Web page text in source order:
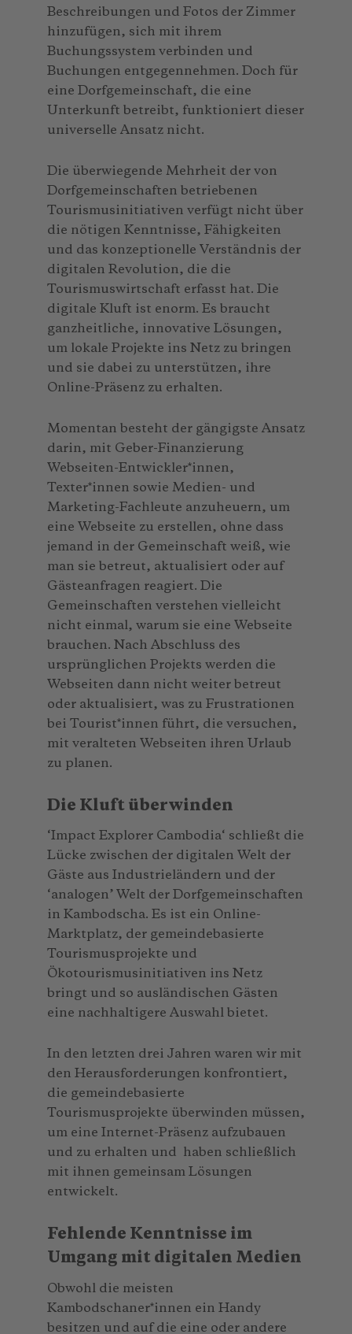
Beschreibungen und Fotos der Zimmer
hinzufügen, sich mit ihrem
Buchungssystem verbinden und
Buchungen entgegennehmen. Doch für
eine Dorfgemeinschaft, die eine
Unterkunft betreibt, funktioniert dieser
universelle Ansatz nicht.
Die überwiegende Mehrheit der von
Dorfgemeinschaften betriebenen
Tourismusinitiativen verfügt nicht über
die nötigen Kenntnisse, Fähigkeiten
und das konzeptionelle Verständnis der
digitalen Revolution, die die
Tourismuswirtschaft erfasst hat. Die
digitale Kluft ist enorm. Es braucht
ganzheitliche, innovative Lösungen,
um lokale Projekte ins Netz zu bringen
und sie dabei zu unterstützen, ihre
Online-Präsenz zu erhalten.
Momentan besteht der gängigste Ansatz
darin, mit Geber-Finanzierung
Webseiten-Entwickler*innen,
Texter*innen sowie Medien- und
Marketing-Fachleute anzuheuern, um
eine Webseite zu erstellen, ohne dass
jemand in der Gemeinschaft weiß, wie
man sie betreut, aktualisiert oder auf
Gästeanfragen reagiert. Die
Gemeinschaften verstehen vielleicht
nicht einmal, warum sie eine Webseite
brauchen. Nach Abschluss des
ursprünglichen Projekts werden die
Webseiten dann nicht weiter betreut
oder aktualisiert, was zu Frustrationen
bei Tourist*innen führt, die versuchen,
mit veralteten Webseiten ihren Urlaub
zu planen.
Die Kluft überwinden
‘Impact Explorer Cambodia‘ schließt die
Lücke zwischen der digitalen Welt der
Gäste aus Industrieländern und der
‘analogen’ Welt der Dorfgemeinschaften
in Kambodscha. Es ist ein Online-
Marktplatz, der gemeindebasierte
Tourismusprojekte und
Ökotourismusinitiativen ins Netz
bringt und so ausländischen Gästen
eine nachhaltigere Auswahl bietet.
In den letzten drei Jahren waren wir mit
den Herausforderungen konfrontiert,
die gemeindebasierte
Tourismusprojekte überwinden müssen,
um eine Internet-Präsenz aufzubauen
und zu erhalten und haben schließlich
mit ihnen gemeinsam Lösungen
entwickelt.
Fehlende Kenntnisse im
Umgang mit digitalen Medien
Obwohl die meisten
Kambodschaner*innen ein Handy
besitzen und auf die eine oder andere